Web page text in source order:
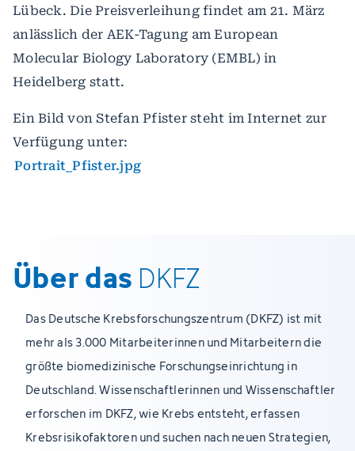
Lübeck. Die Preisverleihung findet am 21. März
anlässlich der AEK-Tagung am European
Molecular Biology Laboratory (EMBL) in
Heidelberg statt.
Ein Bild von Stefan Pfister steht im Internet zur
Verfügung unter:
Portrait_Pfister.jpg
Über das DKFZ
Das Deutsche Krebsforschungszentrum (DKFZ) ist mit
mehr als 3.000 Mitarbeiterinnen und Mitarbeitern die
größte biomedizinische Forschungseinrichtung in
Deutschland. Wissenschaftlerinnen und Wissenschaftler
erforschen im DKFZ, wie Krebs entsteht, erfassen
Krebsrisikofaktoren und suchen nach neuen Strategien,